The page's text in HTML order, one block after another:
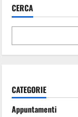
CERCA
CATEGORIE
Appuntamenti